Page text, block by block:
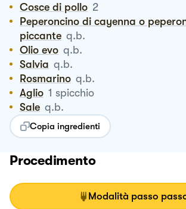
Cosce di pollo 2
Peperoncino di cayenna o peperoncino rosso
piccante q.b.
Olio evo q.b.
Salvia q.b.
Rosmarino q.b.
Aglio 1 spicchio
Sale q.b.
Copia ingredienti
Procedimento
Modalità passo